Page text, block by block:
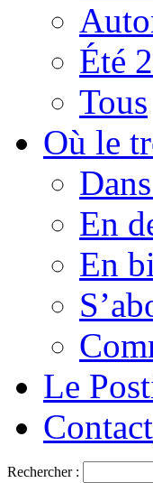
Été
Tous
Où le
En
En
Le
Contact
Rechercher :